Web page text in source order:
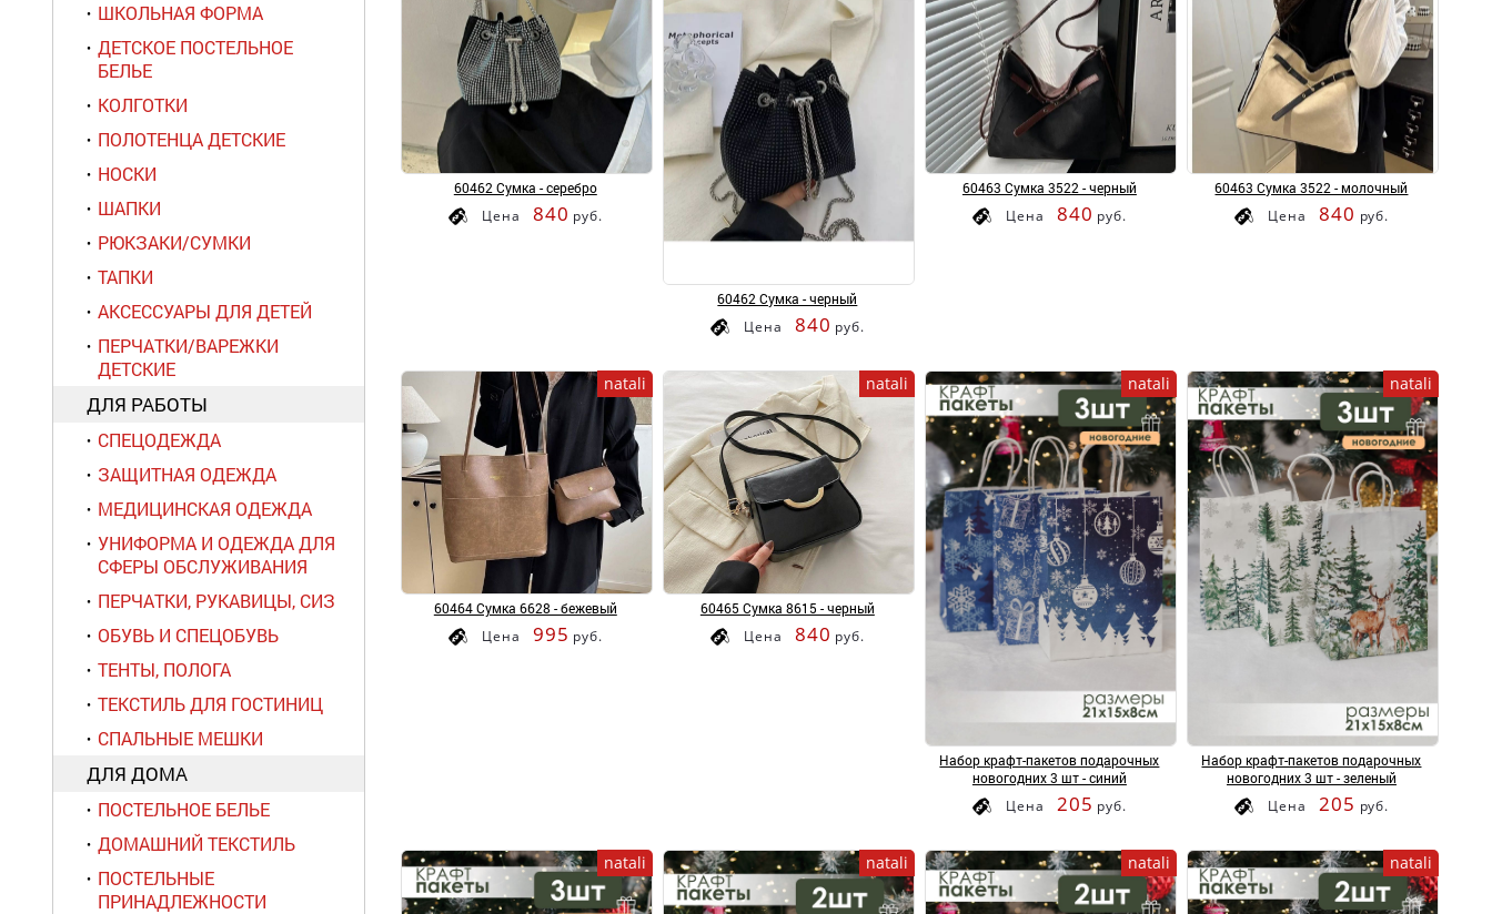
ШКОЛЬНАЯ ФОРМА
ДЕТСКОЕ ПОСТЕЛЬНОЕ
БЕЛЬЕ
КОЛГОТКИ
ПОЛОТЕНЦА ДЕТСКИЕ
НОСКИ
ШАПКИ
РЮКЗАКИ/СУМКИ
ТАПКИ
АКСЕССУАРЫ ДЛЯ ДЕТЕЙ
ПЕРЧАТКИ/ВАРЕЖКИ
ДЕТСКИЕ
ДЛЯ РАБОТЫ
СПЕЦОДЕЖДА
ЗАЩИТНАЯ ОДЕЖДА
МЕДИЦИНСКАЯ ОДЕЖДА
УНИФОРМА И ОДЕЖДА ДЛЯ
СФЕРЫ ОБСЛУЖИВАНИЯ
ПЕРЧАТКИ, РУКАВИЦЫ, СИЗ
ОБУВЬ И СПЕЦОБУВЬ
ТЕНТЫ, ПОЛОГА
ТЕКСТИЛЬ ДЛЯ ГОСТИНИЦ
СПАЛЬНЫЕ МЕШКИ
ДЛЯ ДОМА
ПОСТЕЛЬНОЕ БЕЛЬЕ
ДОМАШНИЙ ТЕКСТИЛЬ
ПОСТЕЛЬНЫЕ
ПРИНАДЛЕЖНОСТИ
60462 Сумка - серебро
Цена 840 руб.
60462 Сумка - черный
Цена 840 руб.
60463 Сумка 3522 - черный
Цена 840 руб.
60463 Сумка 3522 - молочный
Цена 840 руб.
natali
60464 Сумка 6628 - бежевый
Цена 995 руб.
natali
60465 Сумка 8615 - черный
Цена 840 руб.
natali
Набор крафт-пакетов подарочных
новогодних 3 шт - синий
Цена 205 руб.
natali
Набор крафт-пакетов подарочных
новогодних 3 шт - зеленый
Цена 205 руб.
natali natali natali natali